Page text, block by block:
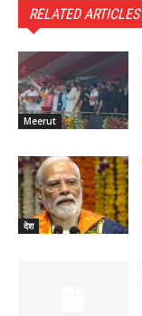
RELATED ARTICLES
Meerut
देश